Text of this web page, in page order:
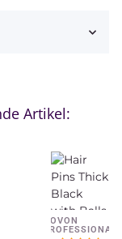
Artikel:
NOVON
PROFESSIONAL